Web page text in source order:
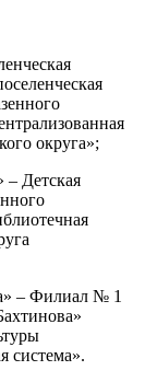
округа»;
– Детская
– Филиал № 1
система».